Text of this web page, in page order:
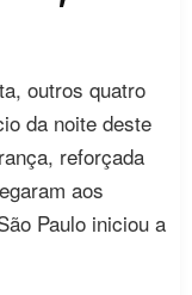
outros quatro
da noite deste
reforçada
aos
Paulo iniciou a